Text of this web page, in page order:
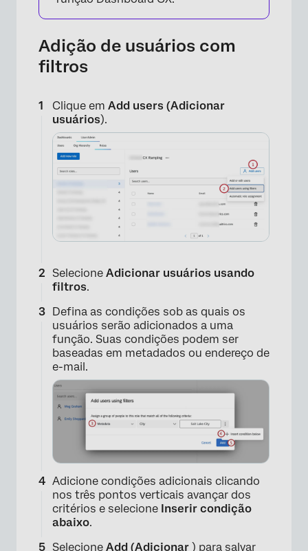
×
×
Adição de usuários com
filtros
Clique em Add users (Adicionar
usuários).
Selecione Adicionar usuários usando
filtros.
Defina as condições sob as quais os
usuários serão adicionados a uma
função. Suas condições podem ser
baseadas em metadados ou endereço de
e-mail.
Adicione condições adicionais clicando
nos três pontos verticais avançar dos
critérios e selecione Inserir condição
abaixo.
Selecione Add (Adicionar ) para salvar